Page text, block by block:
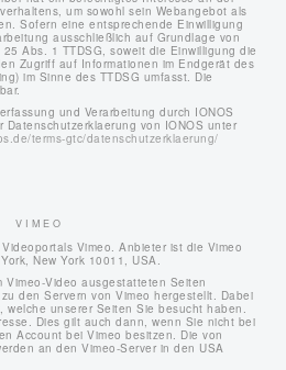
um sowohl sein Webangebot als
Sofern eine entsprechende Einwilligung
ausschließlich auf Grundlage von
Abs. 1 TTDSG, soweit die Einwilligung die
Zugriff auf Informationen im Endgerät des
im Sinne des TTDSG umfasst. Die
und Verarbeitung durch IONOS
Datenschutzerklaerung von IONOS unter
terms-gtc/datenschutzerklaerung/
VIMEO
Vimeo. Anbieter ist die Vimeo
New York 10011, USA.
Vimeo-Video ausgestatteten Seiten
den Servern von Vimeo hergestellt. Dabei
welche unserer Seiten Sie besucht haben.
Dies gilt auch dann, wenn Sie nicht bei
Account bei Vimeo besitzen. Die von
an den Vimeo-Server in den USA